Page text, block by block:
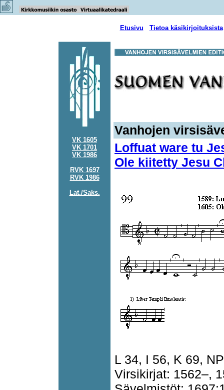
Etusivu Tietoa käsikirjoituksista
VK 1605
VK 1701
VK 1986
RVK 1697
RVK 1986
Lat./Saks.
Vanhojen
Loffuat ware tu
Ole kiitetty Jesu
L 34, I 56, K 69,
Virsikirjat: 1562–,